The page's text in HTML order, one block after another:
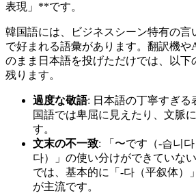
表現」**です。
韓国語には、ビジネスシーン特有の言
で好まれる語彙があります。翻訳機や
のまま日本語を投げただけでは、以下
残ります。
過度な敬語: 日本語の丁寧すぎる
国語では卑屈に見えたり、文脈
す。
文末の不一致: 「〜です（-습니
다）」の使い分けができていな
では、基本的に「-다（平叙体）
が主流です。